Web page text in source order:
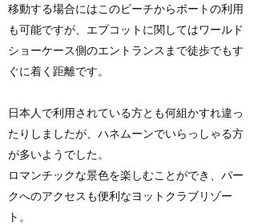
移動する場合にはこのビーチからボートの利用
も可能ですが、エプコットに関してはワールド
ショーケース側のエントランスまで徒歩でもす
ぐに着く距離です。
日本人で利用されている方とも何組かすれ違っ
たりしましたが、ハネムーンでいらっしゃる方
が多いようでした。
ロマンチックな景色を楽しむことができ、パー
クへのアクセスも便利なヨットクラブリゾー
ト。